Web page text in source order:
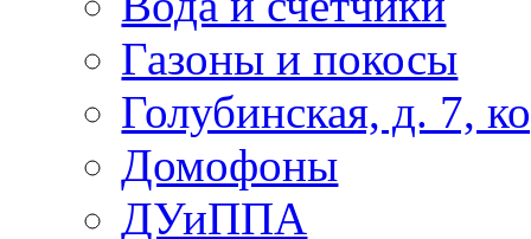
Газоны и покосы
Голубинская, д. 7,
Домофоны
ДУиППА